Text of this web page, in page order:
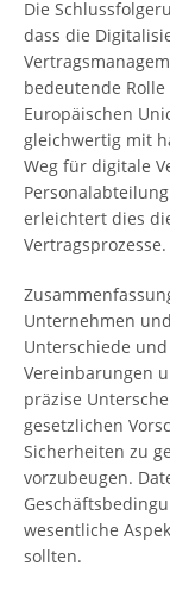
Die
dass die
bedeutende
Europäischen
gleichwertig mit
Weg für digitale
erleichtert dies
Vertragsprozesse.
Unternehmen
Unterschiede
Vereinbarungen
präzise
gesetzlichen
Sicherheiten zu
vorzubeugen.
wesentliche
sollten.